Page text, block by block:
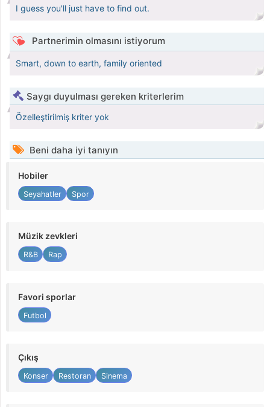
I guess you'll just have to find out.
Partnerimin olmasını istiyorum
Smart, down to earth, family oriented
Saygı duyulması gereken kriterlerim
Özelleştirilmiş kriter yok
Beni daha iyi tanıyın
Hobiler
Seyahatler Spor
Müzik zevkleri
R&B Rap
Favori sporlar
Futbol
Çıkış
Konser Restoran Sinema